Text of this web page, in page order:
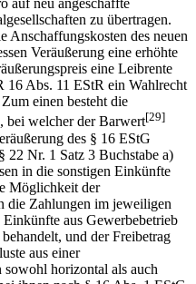
auf neu angeschaffte
zu übertragen.
Anschaffungskosten des neuen
Veräußerung eine erhöhte
eine Leibrente
16 Abs. 11 EStR ein Wahlrecht
einen besteht die
bei welcher der Barwert[29]
des § 16 EStG
22 Nr. 1 Satz 3 Buchstabe a)
in die sonstigen Einkünfte
Möglichkeit der
die Zahlungen im jeweiligen
aus Gewerbebetrieb
und der Freibetrag
aus einer
horizontal als auch